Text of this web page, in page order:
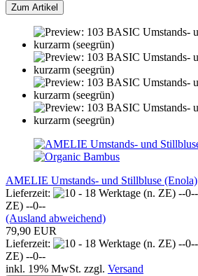
Zum Artikel
AMELIE Umstands- und Stillbluse (Enola)
Lieferzeit:
ZE) --0--
(Ausland abweichend)
79,90 EUR
Lieferzeit:
ZE) --0--
inkl. 19% MwSt. zzgl. Versand